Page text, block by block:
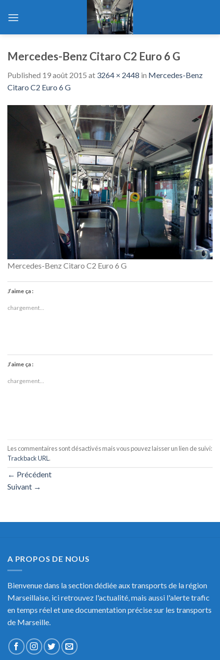
Mercedes-Benz Citaro C2 Euro 6 G
Published 19 août 2015 at 3264 × 2448 in Mercedes-Benz
Citaro C2 Euro 6 G
Mercedes-Benz Citaro C2 Euro 6 G
J’aime ça :
chargement…
J’aime ça :
chargement…
Les commentaires sont désactivés mais vous pouvez laisser un lien de suivi:
Trackback URL .
← Précédent
Suivant →
A PROPOS DE NOUS
Bienvenue dans la section dédiée aux transports de la région
Marseillaise, ici retrouvez l'actualité, mais aussi l'alerte trafic
en temps réel et une documentation précise sur les transports
de Marseille.